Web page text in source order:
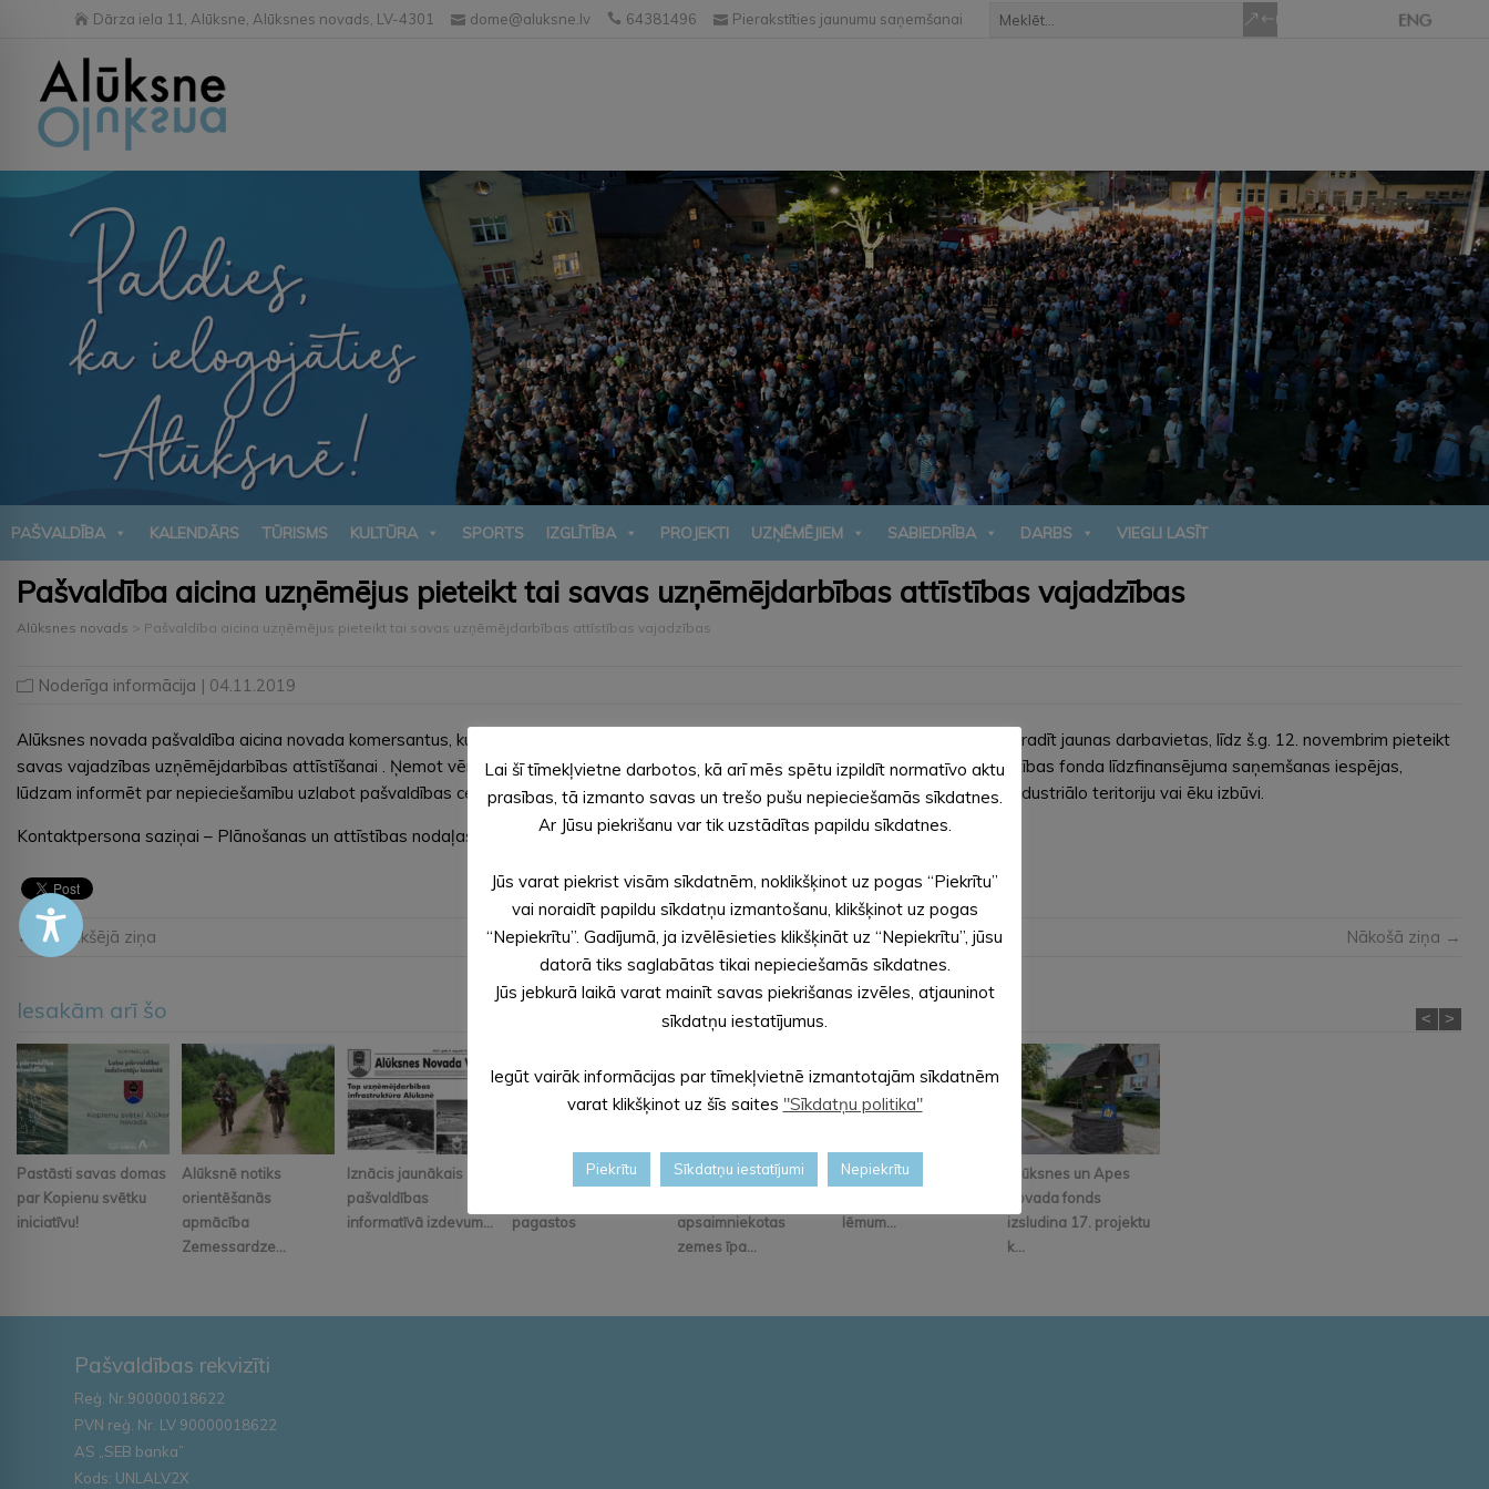
Dārza iela 11, Alūksne, Alūksnes novads, LV-4301 dome@aluksne.lv 64381496 Pierakstīties jaunumu saņemšanai
PAŠVALDĪBA KALENDĀRS TŪRISMS KULTŪRA SPORTS IZGLĪTĪBA PROJEKTI UZŅĒMĒJIEM SABIEDRĪBA DARBS VIEGLI LASĪT
Pašvaldība aicina uzņēmējus pieteikt tai savas uzņēmējdarbības attīstības vajadzības
Alūksnes novads > Pašvaldība aicina uzņēmējus pieteikt tai savas uzņēmējdarbības attīstības vajadzības
Noderīga informācija | 04.11.2019
Alūksnes novada pašvaldība aicina novada komersantus, kuri turpmākajos 3 gados savā uzņēmējdarbībā plāno veikt investīcijas un radīt jaunas darbavietas, līdz š.g. 12. novembrim pieteikt
savas vajadzības uzņēmējdarbības attīstīšanai . Ņemot vērā to, ka pašvaldībai tiek prognozētas papildus Eiropas Reģionālās attīstības fonda līdzfinansējuma saņemšanas iespējas,
lūdzam informēt par nepieciešamību uzlabot pašvaldības ceļu infrastruktūru, veikt graustu demontāžu, inženierkomunikāciju izbūvi, industriālo teritoriju vai ēku izbūvi.
Kontaktpersona saziņai – Plānošanas un attīstības nodaļas vadītāja, tālrunis – 26668502, e-pasts: arita.prizavoite@aluksne.lv”
← Iepriekšējā ziņa Nākošā ziņa →
Iesakām arī šo
Pastāsti savas domas
par Kopienu svētku
iniciatīvu!
Alūksnē notiks
orientēšanās
apmācība
Zemessardze...
Iznācis jaunākais
pašvaldības
informatīvā izdevum...
pagastos
Alūksnes novadā
apsaimniekotas
zemes īpa...
Aicinām iepazīties ar
lēmum...
Alūksnes un Apes
novada fonds
izsludina 17. projektu
k...
< >
Pašvaldības rekvizīti
Reģ. Nr.90000018622
PVN reģ. Nr. LV 90000018622
AS „SEB banka”
Kods: UNLALV2X
Lai šī tīmekļvietne darbotos, kā arī mēs spētu izpildīt normatīvo aktu
prasības, tā izmanto savas un trešo pušu nepieciešamās sīkdatnes.
Ar Jūsu piekrišanu var tik uzstādītas papildu sīkdatnes.
Jūs varat piekrist visām sīkdatnēm, noklikšķinot uz pogas “Piekrītu”
vai noraidīt papildu sīkdatņu izmantošanu, klikšķinot uz pogas
“Nepiekrītu”. Gadījumā, ja izvēlēsieties klikšķināt uz “Nepiekrītu”, jūsu
datorā tiks saglabātas tikai nepieciešamās sīkdatnes.
Jūs jebkurā laikā varat mainīt savas piekrišanas izvēles, atjauninot
sīkdatņu iestatījumus.
Iegūt vairāk informācijas par tīmekļvietnē izmantotajām sīkdatnēm
varat klikšķinot uz šīs saites "Sīkdatņu politika"
Piekrītu Sīkdatņu iestatījumi Nepiekrītu